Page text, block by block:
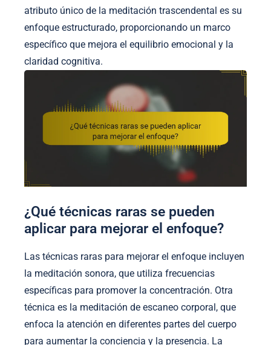
atributo único de la meditación trascendental es su
enfoque estructurado, proporcionando un marco
específico que mejora el equilibrio emocional y la
claridad cognitiva.
¿Qué técnicas raras se pueden
aplicar para mejorar el enfoque?
Las técnicas raras para mejorar el enfoque incluyen
la meditación sonora, que utiliza frecuencias
específicas para promover la concentración. Otra
técnica es la meditación de escaneo corporal, que
enfoca la atención en diferentes partes del cuerpo
para aumentar la conciencia y la presencia. La